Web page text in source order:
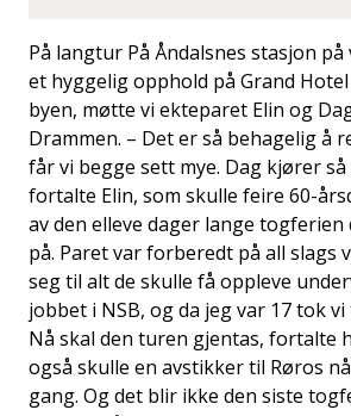
På langtur På Åndalsnes stasjon
et hyggelig opphold på Grand
byen, møtte vi ekteparet Elin og
Drammen. – Det er så behagelig å
får vi begge sett mye. Dag kjører
fortalte Elin, som skulle feire 60-
av den elleve dager lange togferien
på. Paret var forberedt på all slags
seg til alt de skulle få oppleve
jobbet i NSB, og da jeg var 17 tok
Nå skal den turen gjentas, fortalte
også skulle en avstikker til Røros
gang. Og det blir ikke den siste